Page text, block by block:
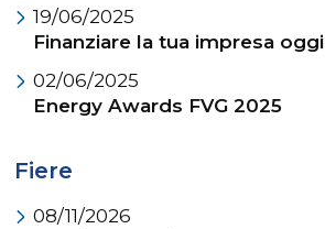
19/06/2025
Finanziare la tua impresa oggi
02/06/2025
Energy Awards FVG 2025
Fiere
08/11/2026